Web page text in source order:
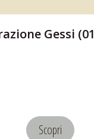
Gessi
Scopri